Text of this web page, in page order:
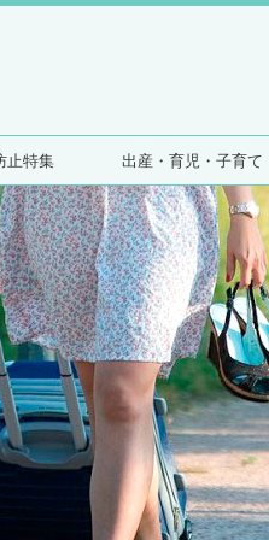
止特集 出産・育児・子育て